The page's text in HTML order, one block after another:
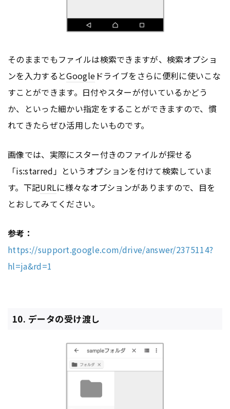
そのままでもファイルは検索できますが、検索オプショ
ンを入力するとGoogleドライブをさらに便利に使いこな
すことができます。日付やスターが付いているかどう
か、といった細かい指定をすることができますので、慣
れてきたらぜひ活用したいものです。
画像では、実際にスター付きのファイルが探せる
「is:starred」というオプションを付けて検索していま
す。下記URLに様々なオプションがありますので、目を
とおしてみてください。
参考：
https://support.google.com/drive/answer/2375114?
hl=ja&rd=1
10. データの受け渡し